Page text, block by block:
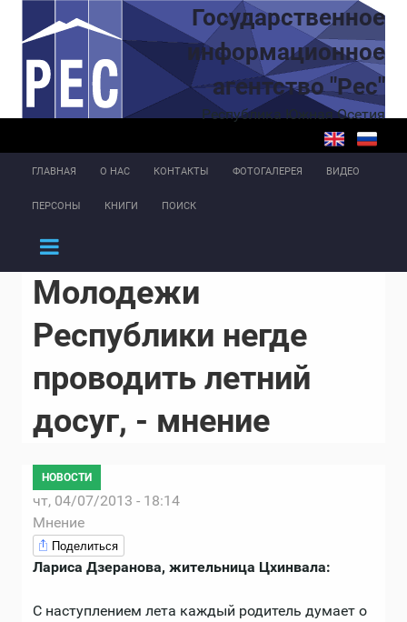
Перейти к основному содержаниюГосударственное
информационное
агентство "Рес"
Республика Южная Осетия
ГЛАВНАЯ О НАС КОНТАКТЫ ФОТОГАЛЕРЕЯ ВИДЕО
ПЕРСОНЫ КНИГИ ПОИСК
Молодежи
Республики негде
проводить летний
досуг, - мнение
НОВОСТИ
чт, 04/07/2013 - 18:14
Мнение
Поделиться
Лариса Дзеранова, жительница Цхинвала:
С наступлением лета каждый родитель думает о